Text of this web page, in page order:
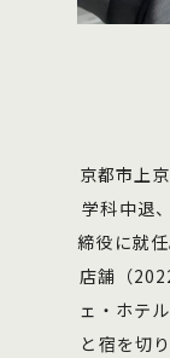
京都市上
学科中退
締役に就
店舗（
ェ・ホテ
と宿を切